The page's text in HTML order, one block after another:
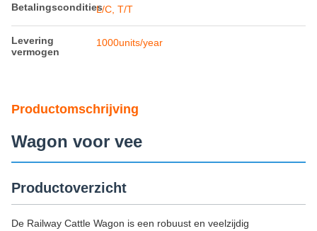
BetalingsconditiesL/C, T/T
Levering
vermogen
1000units/year
Productomschrijving
Wagon voor vee
Productoverzicht
De Railway Cattle Wagon is een robuust en veelzijdig